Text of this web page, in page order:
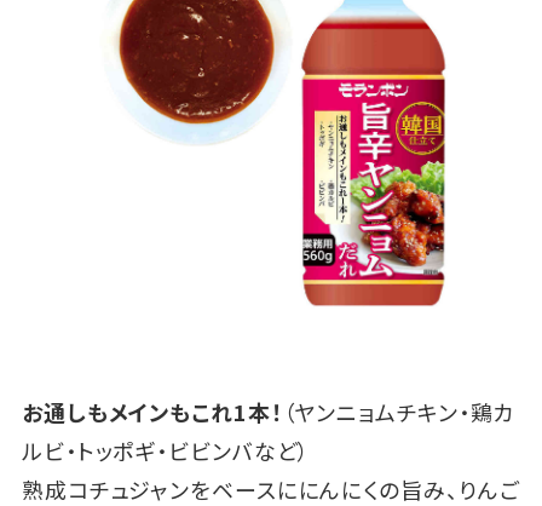
お通しもメインもこれ1本！ （ヤンニョムチキン・鶏カ
ルビ・トッポギ・ビビンバなど）
熟成コチュジャンをベースににんにくの旨み、りんご